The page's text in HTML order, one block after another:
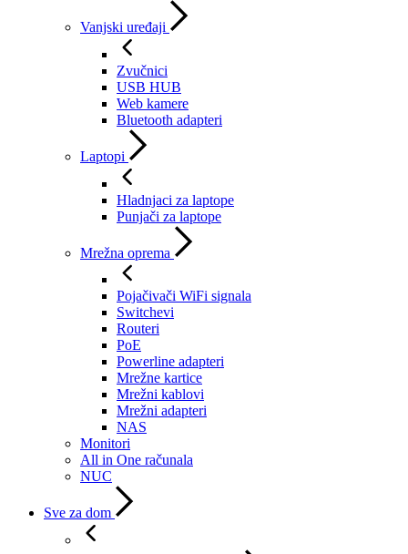
Vanjski uređaji
Zvučnici
USB HUB
Web kamere
Bluetooth adapteri
Laptopi
Hladnjaci za laptope
Punjači za laptope
Mrežna oprema
Pojačivači WiFi signala
Switchevi
Routeri
PoE
Powerline adapteri
Mrežne kartice
Mrežni kablovi
Mrežni adapteri
NAS
Monitori
All in One računala
NUC
Sve za dom